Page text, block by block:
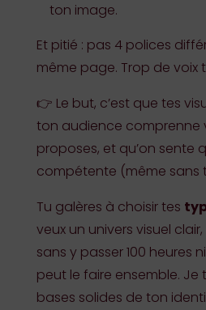
ton image.
Et pitié : pas 4 polices
même page. Trop de voix
👉 Le but, c’est que tes
ton audience comprenne
proposes, et qu’on sente
compétente (même sans
Tu galères à choisir tes
veux un univers visuel
sans y passer 100 heures
peut le faire ensemble. Je
bases solides de ton